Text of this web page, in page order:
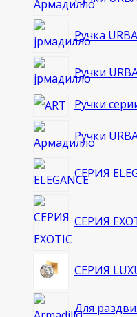
Ручка
Ручки
Ручки
Ручки
СЕРИЯ
СЕРИЯ
СЕРИЯ
Для